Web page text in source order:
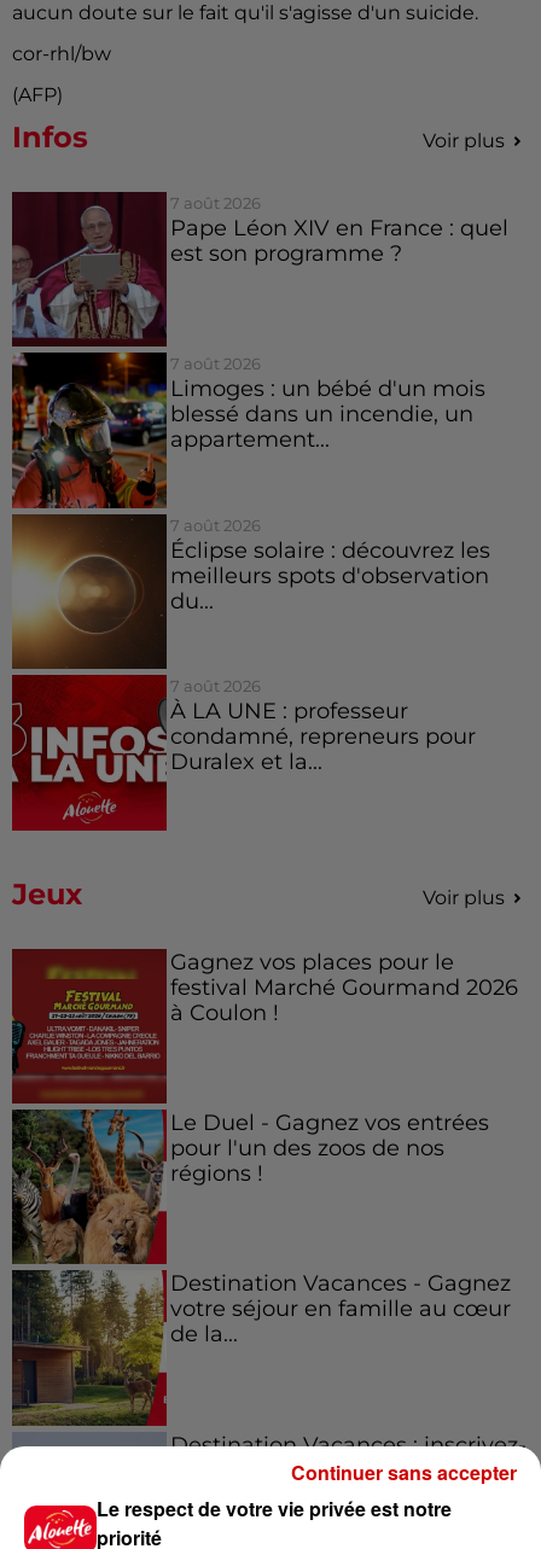
aucun doute sur le fait qu'il s'agisse d'un suicide.
cor-rhl/bw
(AFP)
Infos Voir plus
7 août 2026
Pape Léon XIV en France : quel
est son programme ?
7 août 2026
Limoges : un bébé d'un mois
blessé dans un incendie, un
appartement...
7 août 2026
Éclipse solaire : découvrez les
meilleurs spots d'observation
du...
7 août 2026
À LA UNE : professeur
condamné, repreneurs pour
Duralex et la...
Jeux Voir plus
Gagnez vos places pour le
festival Marché Gourmand 2026
à Coulon !
Le Duel - Gagnez vos entrées
pour l'un des zoos de nos
régions !
Destination Vacances - Gagnez
votre séjour en famille au cœur
de la...
Destination Vacances : inscrivez-
Le respect de votre vie privée est notre
priorité
Continuer sans accepter